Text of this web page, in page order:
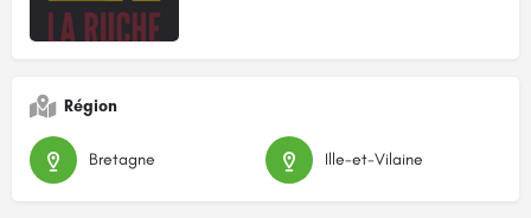
Région
Bretagne Ille-et-Vilaine